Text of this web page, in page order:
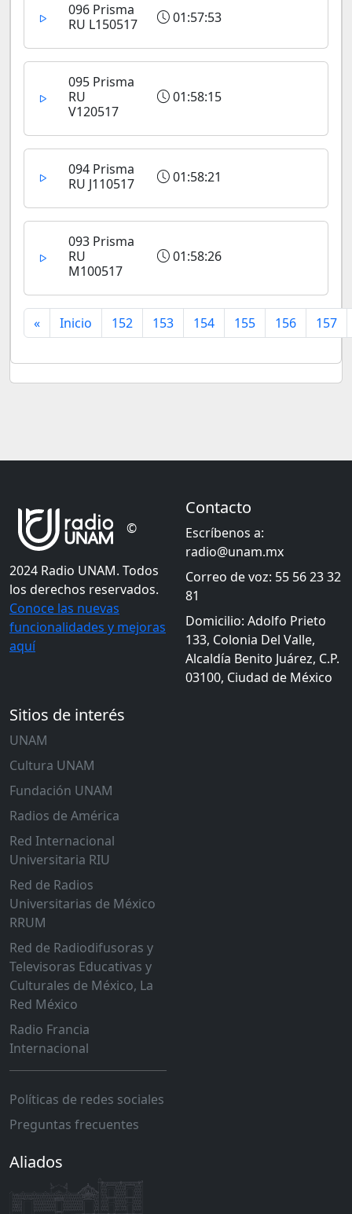
096 Prisma
RU L150517
01:57:53
095 Prisma
RU
V120517
01:58:15
094 Prisma
RU J110517
01:58:21
093 Prisma
RU
M100517
01:58:26
« Inicio 152 153 154 155 156 157
©
2024 Radio UNAM. Todos
los derechos reservados.
Conoce las nuevas
funcionalidades y mejoras
aquí
Contacto
Escríbenos a:
radio@unam.mx
Correo de voz: 55 56 23 32
81
Domicilio: Adolfo Prieto
133, Colonia Del Valle,
Alcaldía Benito Juárez, C.P.
03100, Ciudad de México
Sitios de interés
UNAM
Cultura UNAM
Fundación UNAM
Radios de América
Red Internacional
Universitaria RIU
Red de Radios
Universitarias de México
RRUM
Red de Radiodifusoras y
Televisoras Educativas y
Culturales de México, La
Red México
Radio Francia
Internacional
Políticas de redes sociales
Preguntas frecuentes
Aliados